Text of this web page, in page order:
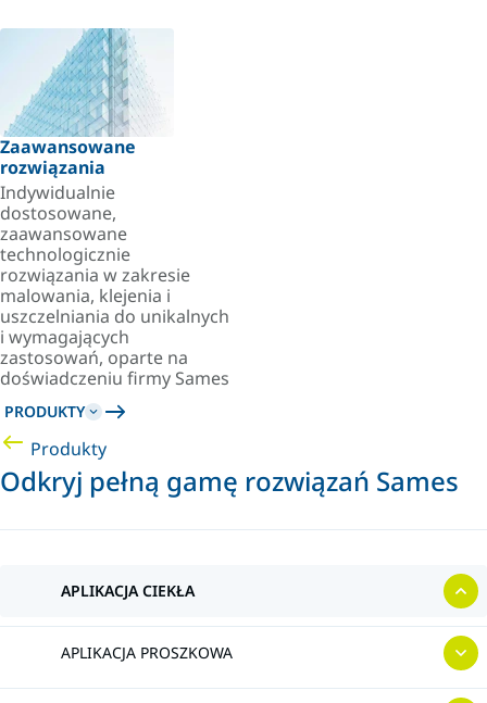
Zaawansowane
rozwiązania
Indywidualnie
dostosowane,
zaawansowane
technologicznie
rozwiązania w zakresie
malowania, klejenia i
uszczelniania do unikalnych
i wymagających
zastosowań, oparte na
doświadczeniu firmy Sames
PRODUKTY
Produkty
Odkryj pełną gamę rozwiązań Sames
APLIKACJA CIEKŁA
APLIKACJA PROSZKOWA